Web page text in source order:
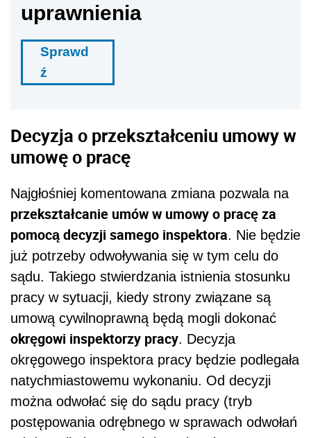
uprawnienia
Sprawd
ź
Decyzja o przekształceniu umowy w
umowę o pracę
Najgłośniej komentowana zmiana pozwala na
przekształcanie umów w umowy o pracę za
pomocą decyzji samego inspektora. Nie będzie
już potrzeby odwoływania się w tym celu do
sądu. Takiego stwierdzania istnienia stosunku
pracy w sytuacji, kiedy strony związane są
umową cywilnoprawną będą mogli dokonać
okręgowi inspektorzy pracy. Decyzja
okręgowego inspektora pracy będzie podlegała
natychmiastowemu wykonaniu. Od decyzji
można odwołać się do sądu pracy (tryb
postępowania odrębnego w sprawach odwołań